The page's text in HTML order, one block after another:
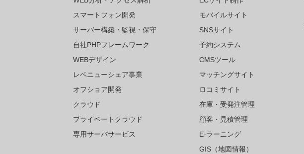
スマートフォン開発
サーバー構築・監視・保守
自社PHPフレームワーク
WEBデザイン
レベニューシェア事業
オフショア開発
クラウド
プライベートクラウド
専用サーバサービス
モバイルサイト
SNSサイト
予約システム
CMSツール
マッチングサイト
ロコミサイト
在庫・受発注管理
顧客・見積管理
E-ラーニング
GIS（地図情報）